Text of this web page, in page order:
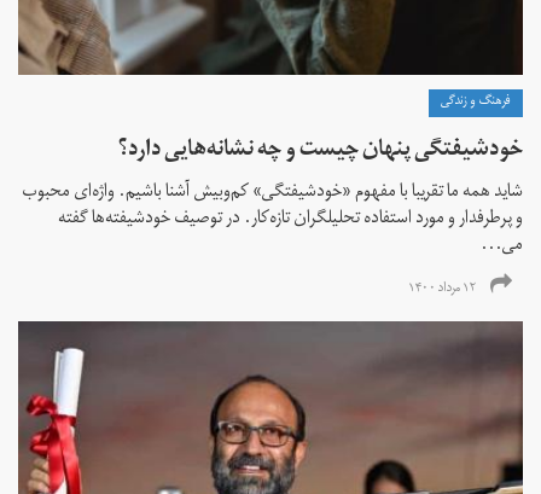
فرهنگ و زندگی
خودشیفتگی پنهان چیست و چه نشانه‌هایی دارد؟
شاید همه ما تقریبا با مفهوم «خودشیفتگی» کم‌و‌بیش آشنا باشیم. واژه‌ای محبوب
و پرطرفدار و مورد استفاده تحلیلگران تازه‌کار. در توصیف خودشیفته‌ها گفته
می...
۱۲ مرداد ۱۴۰۰